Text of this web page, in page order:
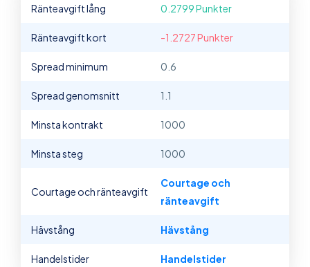
Ränteavgift lång 0.2799 Punkter
Ränteavgift kort -1.2727 Punkter
Spread minimum 0.6
Spread genomsnitt 1.1
Minsta kontrakt 1000
Minsta steg 1000
Courtage och ränteavgift
Courtage och
ränteavgift
Hävstång Hävstång
Handelstider Handelstider